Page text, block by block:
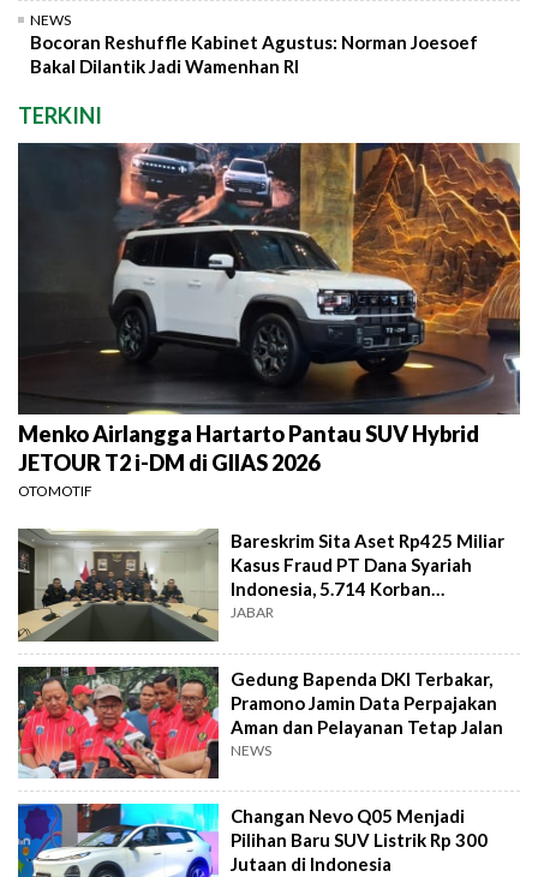
NEWS
Bocoran Reshuffle Kabinet Agustus: Norman Joesoef
Bakal Dilantik Jadi Wamenhan RI
TERKINI
Menko Airlangga Hartarto Pantau SUV Hybrid
JETOUR T2 i-DM di GIIAS 2026
OTOMOTIF
Bareskrim Sita Aset Rp425 Miliar
Kasus Fraud PT Dana Syariah
Indonesia, 5.714 Korban
Terverifikasai
JABAR
Gedung Bapenda DKI Terbakar,
Pramono Jamin Data Perpajakan
Aman dan Pelayanan Tetap Jalan
NEWS
Changan Nevo Q05 Menjadi
Pilihan Baru SUV Listrik Rp 300
Jutaan di Indonesia